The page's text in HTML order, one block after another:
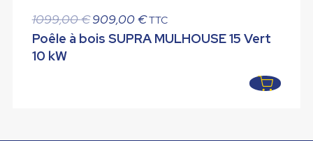
1099,00€ Le
prix
909,00€Le
prix
TTC
Poêle à bois SUPRA MULHOUSE 15 Vert
10 kW